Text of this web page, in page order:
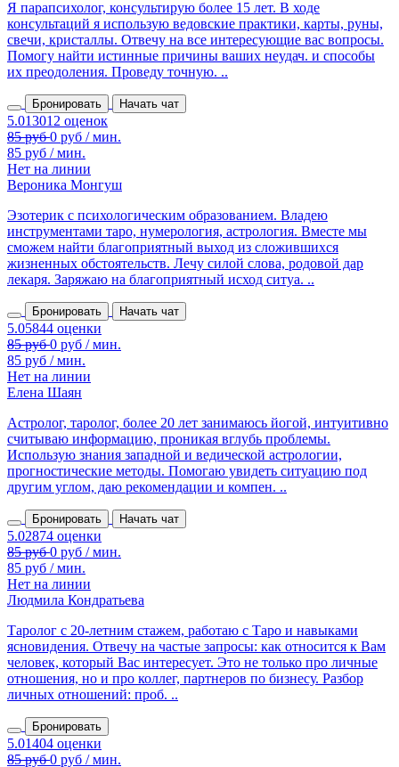
Я парапсихолог, консультирую более 15 лет. В ходе
консультаций я использую ведовские практики, карты, руны,
свечи, кристаллы. Отвечу на все интересующие вас вопросы.
Помогу найти истинные причины ваших неудач. и способы
их преодоления. Проведу точную. ..
Бронировать Начать чат
85 руб / мин.
Нет на линии
Вероника Монгуш
Эзотерик с психологическим образованием. Владею
инструментами таро, нумерология, астрология. Вместе мы
сможем найти благоприятный выход из сложившихся
жизненных обстоятельств. Лечу силой слова, родовой дар
лекаря. Заряжаю на благоприятный исход ситуа. ..
Бронировать Начать чат
85 руб / мин.
Нет на линии
Елена Шаян
Астролог, таролог, более 20 лет занимаюсь йогой, интуитивно
считываю информацию, проникая вглубь проблемы.
Использую знания западной и ведической астрологии,
прогностические методы. Помогаю увидеть ситуацию под
другим углом, даю рекомендации и компен. ..
Бронировать Начать чат
85 руб / мин.
Нет на линии
Людмила Кондратьева
Таролог с 20‑летним стажем, работаю с Таро и навыками
ясновидения. Отвечу на частые запросы: как относится к Вам
человек, который Вас интересует. Это не только про личные
отношения, но и про коллег, партнеров по бизнесу. Разбор
личных отношений: проб. ..
Бронировать